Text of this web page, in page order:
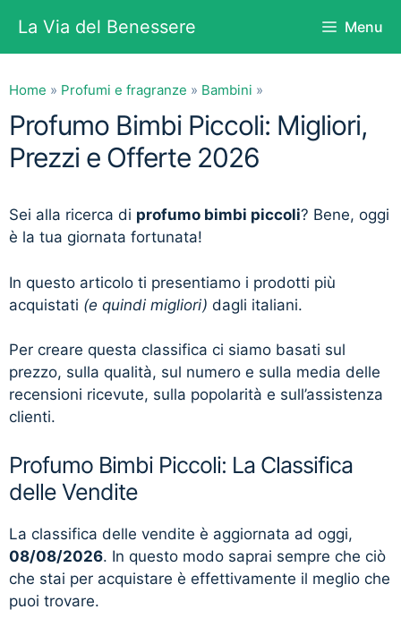
contenuto
La Via del Benessere Menu
Home » Profumi e fragranze » Bambini »
Profumo Bimbi Piccoli: Migliori,
Prezzi e Offerte 2026
Sei alla ricerca di profumo bimbi piccoli? Bene, oggi
è la tua giornata fortunata!
In questo articolo ti presentiamo i prodotti più
acquistati (e quindi migliori) dagli italiani.
Per creare questa classifica ci siamo basati sul
prezzo, sulla qualità, sul numero e sulla media delle
recensioni ricevute, sulla popolarità e sull’assistenza
clienti.
Profumo Bimbi Piccoli: La Classifica
delle Vendite
La classifica delle vendite è aggiornata ad oggi,
08/08/2026. In questo modo saprai sempre che ciò
che stai per acquistare è effettivamente il meglio che
puoi trovare.